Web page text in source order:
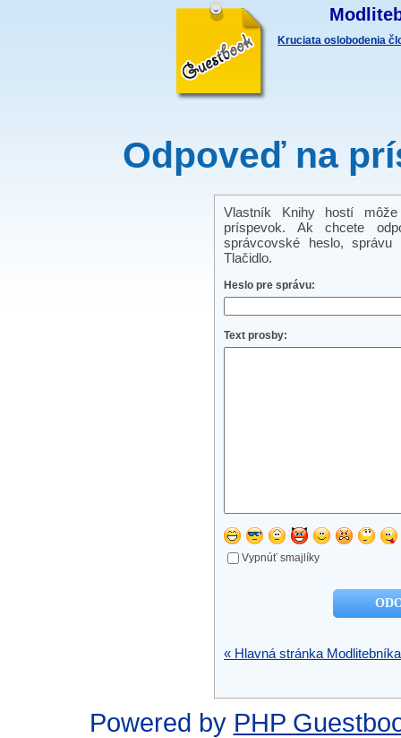
Kruciata oslobodenia
Odpoveď na
Vlastník Knihy hostí
príspevok. Ak chcete
správcovské heslo,
Tlačidlo.
Heslo pre správu:
Text prosby:
Vypnúť smajlíky
« Hlavná stránka Modlitebníka
Powered by PHP